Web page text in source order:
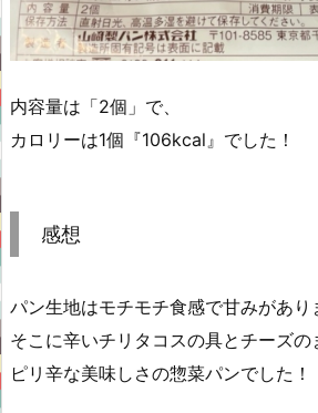
内容量は「2個」で、
カロリーは1個『106kcal』でした！
感想
パン生地はモチモチ食感で甘みがあり
そこに辛いチリタコスの具とチーズの
ピリ辛な美味しさの惣菜パンでした！